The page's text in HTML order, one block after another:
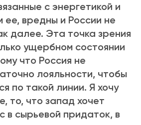
с энергетикой и
ее, вредны и России не
далее. Эта точка зрения
ущербном состоянии
что Россия не
лояльности, чтобы
по такой линии. Я хочу
то, что запад хочет
в сырьевой придаток, в